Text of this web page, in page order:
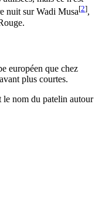
nuit sur Wadi Musa[2],
européen que chez
plus courtes.
nom du patelin autour